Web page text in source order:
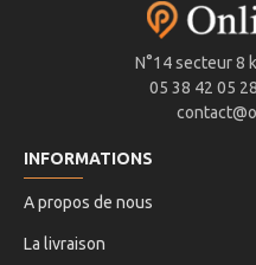
N°14 secteur 8
05 38 42 05
INFORMATIONS
A propos de nous
La livraison